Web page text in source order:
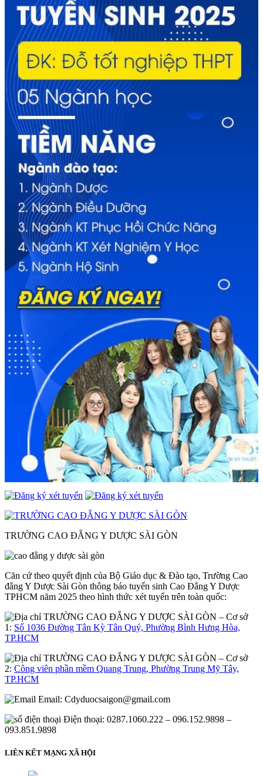
TRƯỜNG CAO ĐẲNG Y DƯỢC SÀI GÒN
Căn cứ theo quyết định của Bộ Giáo dục & Đào tạo, Trường Cao
đẳng Y Dược Sài Gòn thông báo tuyển sinh Cao Đẳng Y Dược
TPHCM năm 2025 theo hình thức xét tuyển trên toàn quốc:
– Cơ sở
1: Số 1036 Đường Tân Kỳ Tân Quý, Phường Bình Hưng Hòa,
TP.HCM
– Cơ sở
2: Công viên phần mềm Quang Trung, Phường Trung Mỹ Tây,
TP.HCM
Email: Cdyduocsaigon@gmail.com
Điện thoại: 0287.1060.222 – 096.152.9898 –
093.851.9898
LIÊN KẾT MẠNG XÃ HỘI